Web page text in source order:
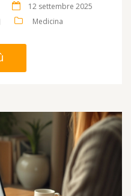
12 settembre 2025
Medicina